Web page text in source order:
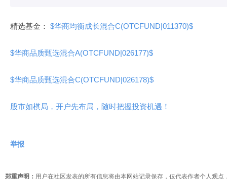
精选基金： $华商均衡成长混合C(OTCFUND|011370)$
$华商品质甄选混合A(OTCFUND|026177)$
$华商品质甄选混合C(OTCFUND|026178)$
股市如棋局，开户先布局，随时把握投资机遇！
举报
郑重声明： 用户在社区发表的所有信息将由本网站记录保存，仅代表作者个人观